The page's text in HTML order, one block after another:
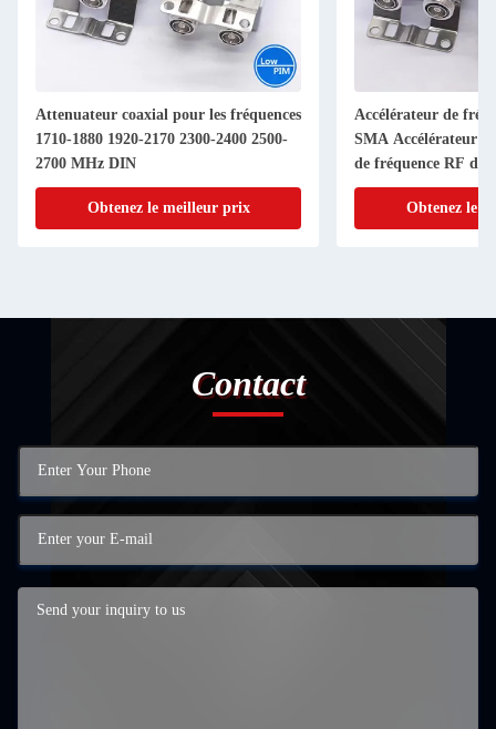
Attenuateur coaxial pour les fréquences
1710-1880 1920-2170 2300-2400 2500-
2700 MHz DIN
Obtenez le meilleur prix
Accélérateur de
SMA Accélérateur
de fréquence RF de
Connecteur 1-40dB
Obtenez le
Contact